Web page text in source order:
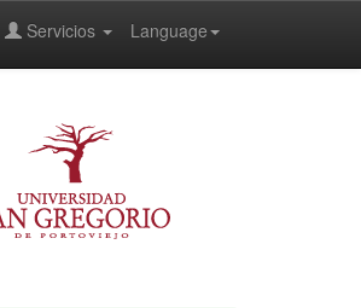
Language
Servicios